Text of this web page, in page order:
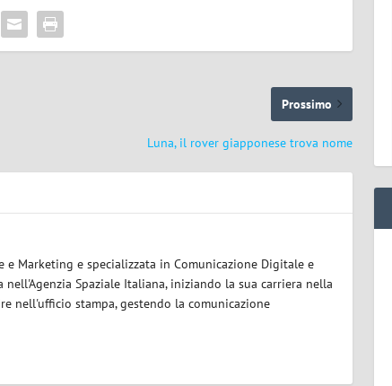
Prossimo
Luna, il rover giapponese trova nome
e Marketing e specializzata in Comunicazione Digitale e
Spaziale Italiana, iniziando la sua carriera nella
nell'ufficio stampa, gestendo la comunicazione